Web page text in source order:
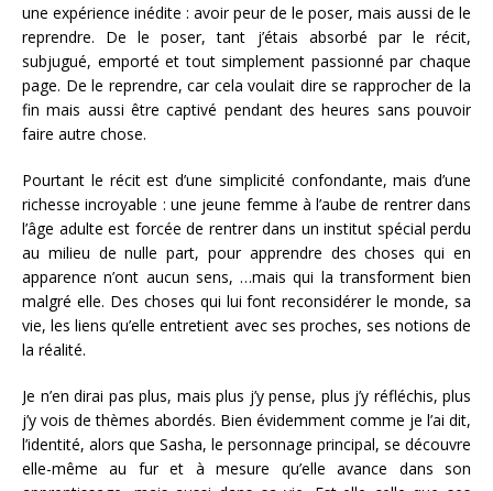
une expérience inédite : avoir peur de le poser, mais aussi de le
reprendre. De le poser, tant j’étais absorbé par le récit,
subjugué, emporté et tout simplement passionné par chaque
page. De le reprendre, car cela voulait dire se rapprocher de la
fin mais aussi être captivé pendant des heures sans pouvoir
faire autre chose.
Pourtant le récit est d’une simplicité confondante, mais d’une
richesse incroyable : une jeune femme à l’aube de rentrer dans
l’âge adulte est forcée de rentrer dans un institut spécial perdu
au milieu de nulle part, pour apprendre des choses qui en
apparence n’ont aucun sens, …mais qui la transforment bien
malgré elle. Des choses qui lui font reconsidérer le monde, sa
vie, les liens qu’elle entretient avec ses proches, ses notions de
la réalité.
Je n’en dirai pas plus, mais plus j’y pense, plus j’y réfléchis, plus
j’y vois de thèmes abordés. Bien évidemment comme je l’ai dit,
l’identité, alors que Sasha, le personnage principal, se découvre
elle-même au fur et à mesure qu’elle avance dans son